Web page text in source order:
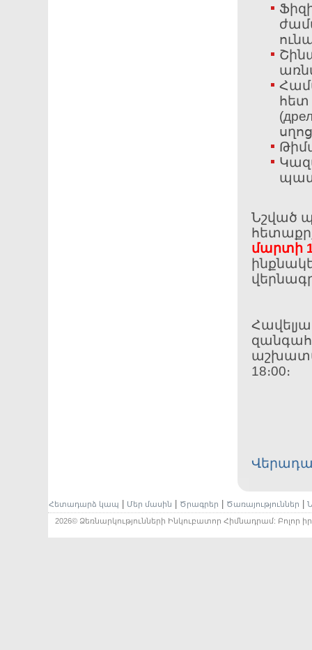
հետ
Նշված
մարտի
18։00։
Հետադարձ կապ Մեր մասին Ծրագրեր Ծառայություններ
2026© Ձեռնարկությունների Ինկուբատոր Հիմնադրամ: